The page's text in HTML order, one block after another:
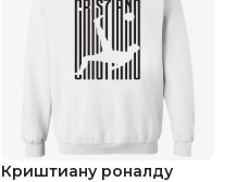
Криштиану роналду